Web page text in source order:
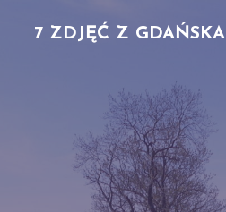
7 ZDJĘĆ Z GDAŃSKA